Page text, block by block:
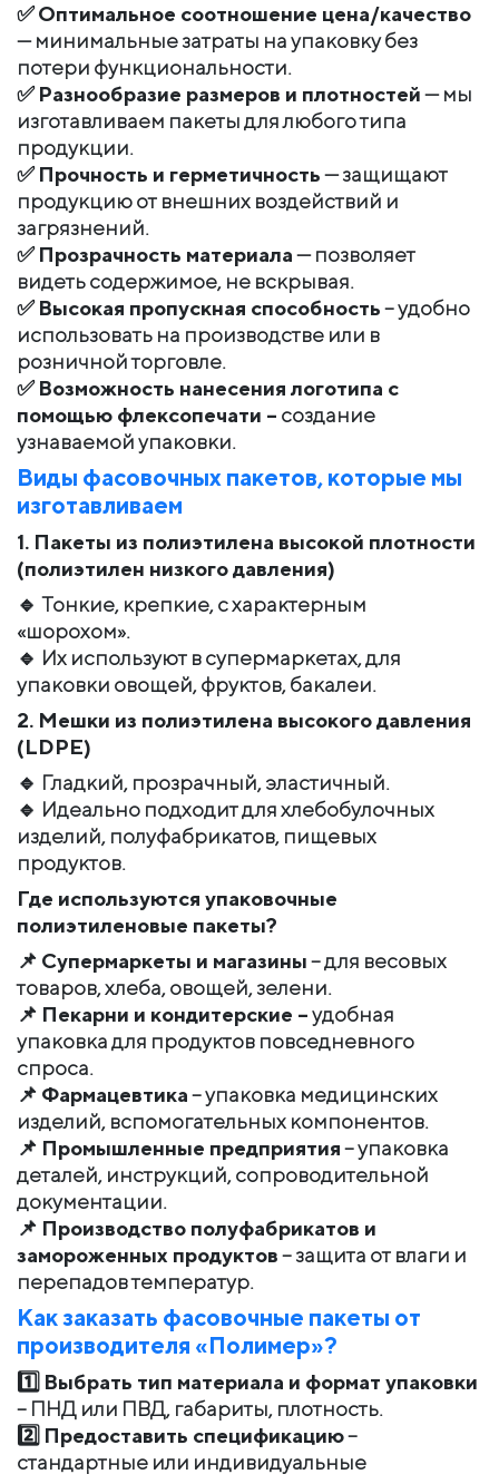
✅Оптимальное соотношение цена/качество
— минимальные затраты на упаковку без
потери функциональности.
✅Разнообразие размеров и плотностей— мы
изготавливаем пакеты для любого типа
продукции.
✅Прочность и герметичность— защищают
продукцию от внешних воздействий и
загрязнений.
✅Прозрачность материала— позволяет
видеть содержимое, не вскрывая.
✅Высокая пропускная способность– удобно
использовать на производстве или в
розничной торговле.
✅Возможность нанесения логотипа с
помощью флексопечати – создание
узнаваемой упаковки.
Виды фасовочных пакетов, которые мы
изготавливаем
1. Пакеты из полиэтилена высокой плотности
(полиэтилен низкого давления)
🔹 Тонкие, крепкие, с характерным
«шорохом».
🔹 Их используют в супермаркетах, для
упаковки овощей, фруктов, бакалеи.
2. Мешки из полиэтилена высокого давления
(LDPE)
🔹 Гладкий, прозрачный, эластичный.
🔹 Идеально подходит для хлебобулочных
изделий, полуфабрикатов, пищевых
продуктов.
Где используются упаковочные
полиэтиленовые пакеты?
📌 Супермаркеты и магазины– для весовых
товаров, хлеба, овощей, зелени.
📌 Пекарни и кондитерские –удобная
упаковка для продуктов повседневного
спроса.
📌 Фармацевтика– упаковка медицинских
изделий, вспомогательных компонентов.
📌 Промышленные предприятия– упаковка
деталей, инструкций, сопроводительной
документации.
📌 Производство полуфабрикатов и
замороженных продуктов– защита от влаги и
перепадов температур.
Как заказать фасовочные пакеты от
производителя «Полимер»?
1️⃣ Выбрать тип материала и формат упаковки
– ПНД или ПВД, габариты, плотность.
2️⃣ Предоставить спецификацию–
стандартные или индивидуальные